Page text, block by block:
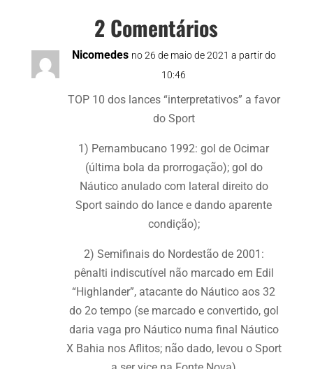
2 Comentários
Nicomedes no 26 de maio de 2021 a partir do
10:46
TOP 10 dos lances “interpretativos” a favor
do Sport
1) Pernambucano 1992: gol de Ocimar
(última bola da prorrogação); gol do
Náutico anulado com lateral direito do
Sport saindo do lance e dando aparente
condição);
2) Semifinais do Nordestão de 2001:
pênalti indiscutível não marcado em Edil
“Highlander”, atacante do Náutico aos 32
do 2o tempo (se marcado e convertido, gol
daria vaga pro Náutico numa final Náutico
X Bahia nos Aflitos; não dado, levou o Sport